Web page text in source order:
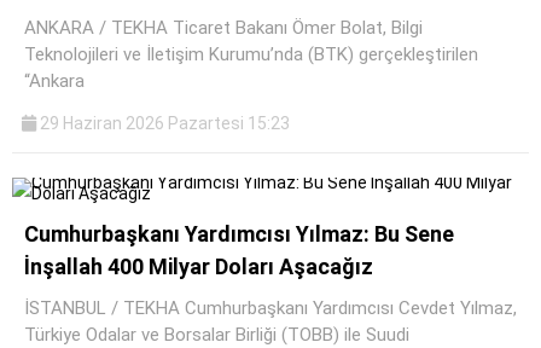
ANKARA / TEKHA Ticaret Bakanı Ömer Bolat, Bilgi
Teknolojileri ve İletişim Kurumu’nda (BTK) gerçekleştirilen
“Ankara
29 Haziran 2026 Pazartesi 15:23
Cumhurbaşkanı Yardımcısı Yılmaz: Bu Sene
İnşallah 400 Milyar Doları Aşacağız
İSTANBUL / TEKHA Cumhurbaşkanı Yardımcısı Cevdet Yılmaz,
Türkiye Odalar ve Borsalar Birliği (TOBB) ile Suudi